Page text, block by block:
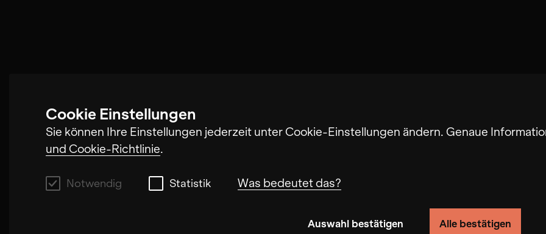
Cookie Einstellungen
Sie können Ihre Einstellungen jederzeit unter Cookie-Einstellungen ändern. Genaue
und Cookie-Richtlinie.
Notwendig Statistik Was bedeutet das?
Auswahl bestätigen Alle bestätigen